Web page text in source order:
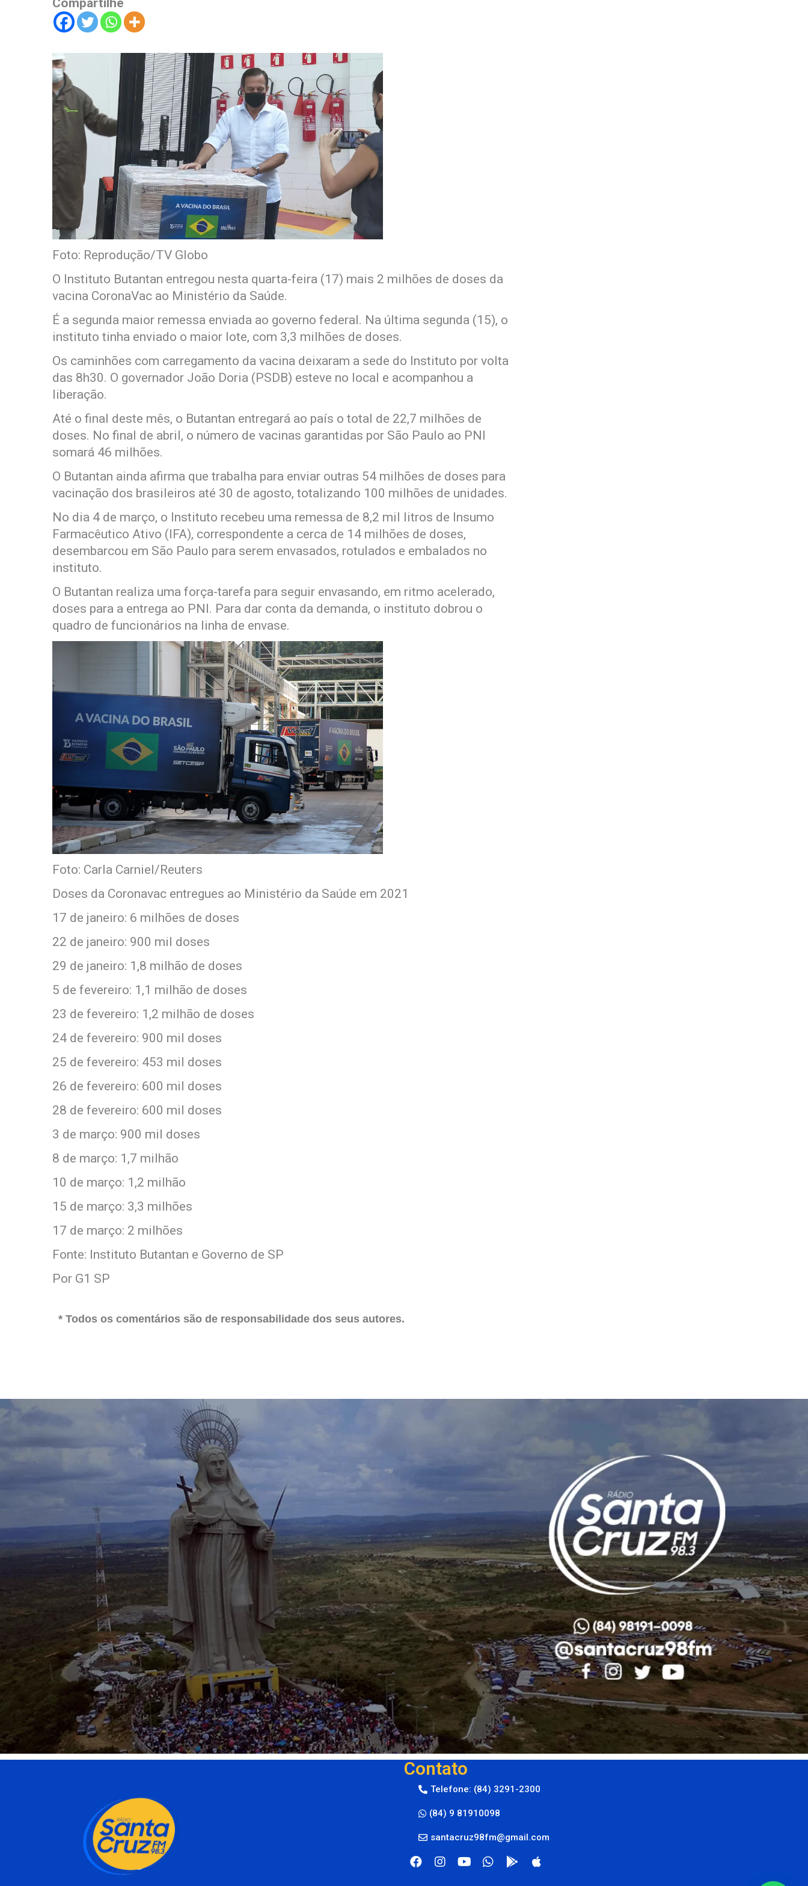
Compartilhe
Foto: Reprodução/TV Globo
O Instituto Butantan entregou nesta quarta-feira (17) mais 2 milhões de doses da
vacina CoronaVac ao Ministério da Saúde.
É a segunda maior remessa enviada ao governo federal. Na última segunda (15), o
instituto tinha enviado o maior lote, com 3,3 milhões de doses.
Os caminhões com carregamento da vacina deixaram a sede do Instituto por volta
das 8h30. O governador João Doria (PSDB) esteve no local e acompanhou a
liberação.
Até o final deste mês, o Butantan entregará ao país o total de 22,7 milhões de
doses. No final de abril, o número de vacinas garantidas por São Paulo ao PNI
somará 46 milhões.
O Butantan ainda afirma que trabalha para enviar outras 54 milhões de doses para
vacinação dos brasileiros até 30 de agosto, totalizando 100 milhões de unidades.
No dia 4 de março, o Instituto recebeu uma remessa de 8,2 mil litros de Insumo
Farmacêutico Ativo (IFA), correspondente a cerca de 14 milhões de doses,
desembarcou em São Paulo para serem envasados, rotulados e embalados no
instituto.
O Butantan realiza uma força-tarefa para seguir envasando, em ritmo acelerado,
doses para a entrega ao PNI. Para dar conta da demanda, o instituto dobrou o
quadro de funcionários na linha de envase.
Foto: Carla Carniel/Reuters
Doses da Coronavac entregues ao Ministério da Saúde em 2021
17 de janeiro: 6 milhões de doses
22 de janeiro: 900 mil doses
29 de janeiro: 1,8 milhão de doses
5 de fevereiro: 1,1 milhão de doses
23 de fevereiro: 1,2 milhão de doses
24 de fevereiro: 900 mil doses
25 de fevereiro: 453 mil doses
26 de fevereiro: 600 mil doses
28 de fevereiro: 600 mil doses
3 de março: 900 mil doses
8 de março: 1,7 milhão
10 de março: 1,2 milhão
15 de março: 3,3 milhões
17 de março: 2 milhões
Fonte: Instituto Butantan e Governo de SP
Por G1 SP
* Todos os comentários são de responsabilidade dos seus autores.
Contato
Telefone: (84) 3291-2300
(84) 9 81910098
santacruz98fm@gmail.com